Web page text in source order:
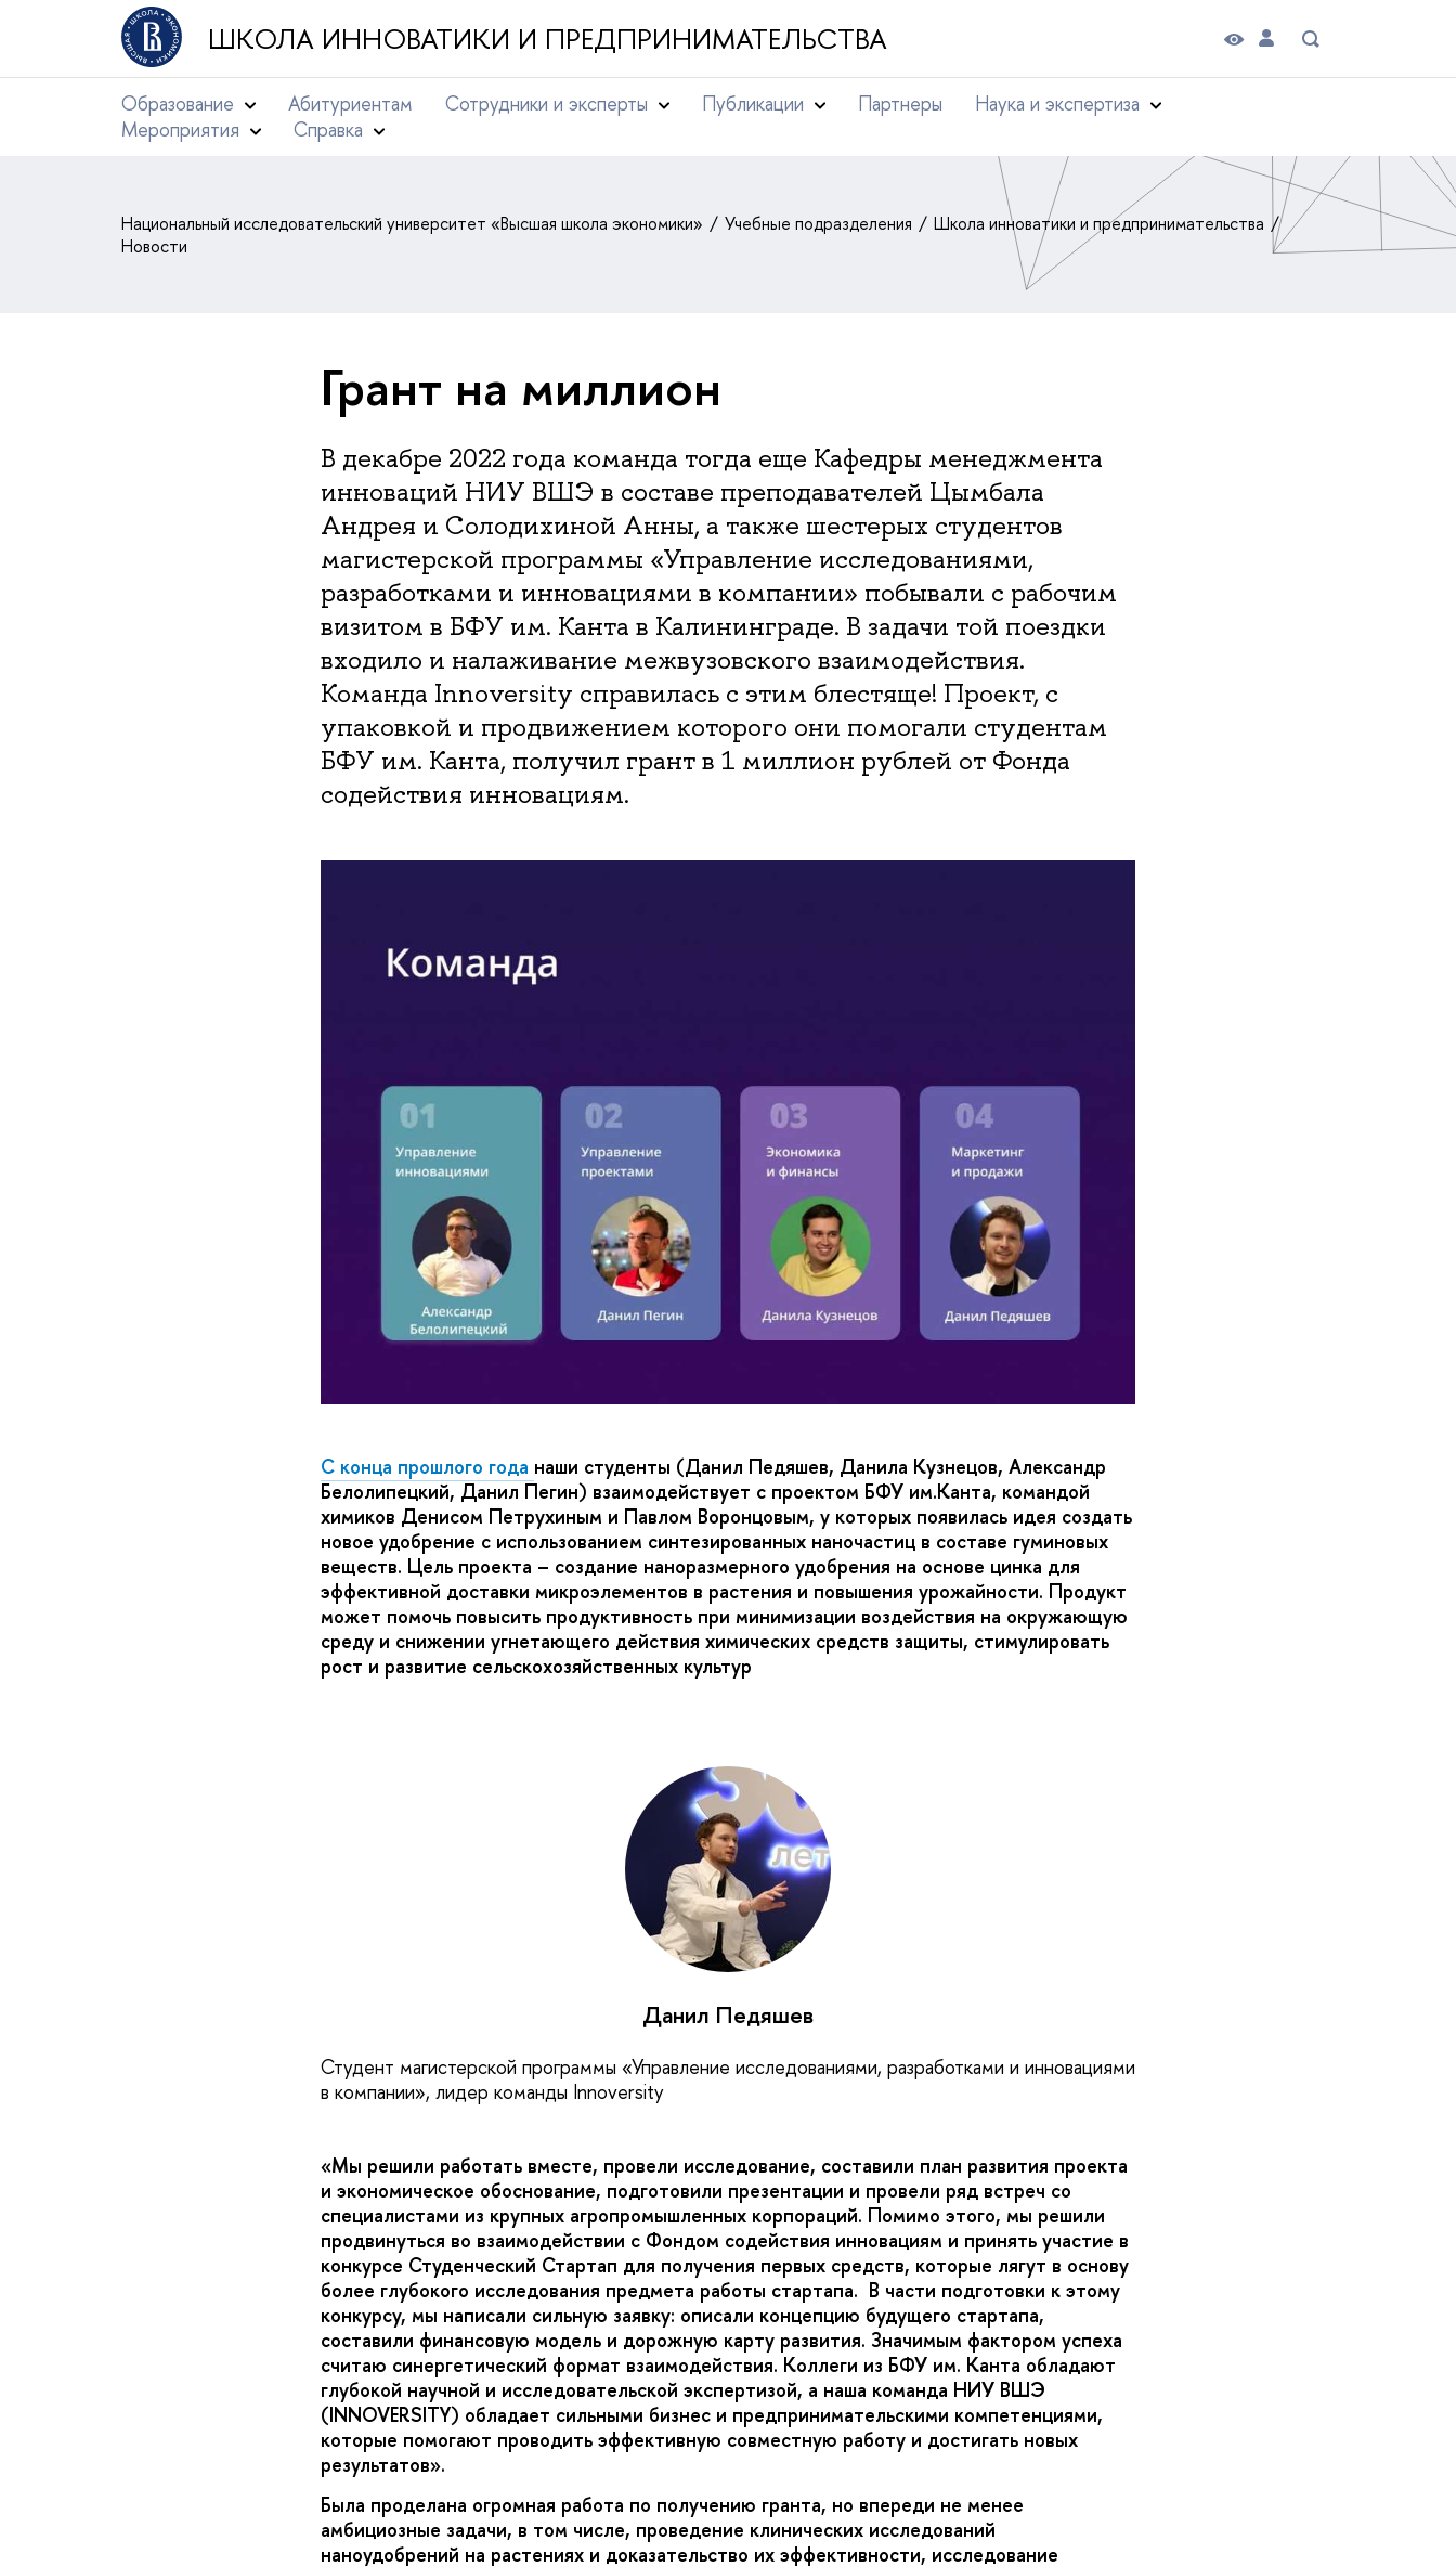
ШКОЛА ИННОВАТИКИ И ПРЕДПРИНИМАТЕЛЬСТВА
Образование Абитуриентам Сотрудники и эксперты Публикации Партнеры
Наука и экспертиза
Мероприятия
Справка
Национальный исследовательский университет «Высшая школа экономики» Учебные подразделения
Школа инноватики и предпринимательства
Новости
Грант на миллион
В декабре 2022 года команда тогда еще Кафедры менеджмента
инноваций НИУ ВШЭ в составе преподавателей Цымбала
Андрея и Солодихиной Анны, а также шестерых студентов
магистерской программы «Управление исследованиями,
разработками и инновациями в компании» побывали с рабочим
визитом в БФУ им. Канта в Калининграде. В задачи той поездки
входило и налаживание межвузовского взаимодействия.
Команда Innoversity справилась с этим блестяще! Проект, с
упаковкой и продвижением которого они помогали студентам
БФУ им. Канта, получил грант в 1 миллион рублей от Фонда
содействия инновациям.
С конца прошлого года наши студенты (Данил Педяшев, Данила Кузнецов, Александр
Белолипецкий, Данил Пегин) взаимодействует с проектом БФУ им.Канта, командой
химиков Денисом Петрухиным и Павлом Воронцовым, у которых появилась идея создать
новое удобрение с использованием синтезированных наночастиц в составе гуминовых
веществ. Цель проекта – создание наноразмерного удобрения на основе цинка для
эффективной доставки микроэлементов в растения и повышения урожайности. Продукт
может помочь повысить продуктивность при минимизации воздействия на окружающую
среду и снижении угнетающего действия химических средств защиты, стимулировать
рост и развитие сельскохозяйственных культур
Данил Педяшев
Студент магистерской программы «Управление исследованиями, разработками и инновациями
в компании», лидер команды Innoversity
«Мы решили работать вместе, провели исследование, составили план развития проекта
и экономическое обоснование, подготовили презентации и провели ряд встреч со
специалистами из крупных агропромышленных корпораций. Помимо этого, мы решили
продвинуться во взаимодействии с Фондом содействия инновациям и принять участие в
конкурсе Студенческий Стартап для получения первых средств, которые лягут в основу
более глубокого исследования предмета работы стартапа. В части подготовки к этому
конкурсу, мы написали сильную заявку: описали концепцию будущего стартапа,
составили финансовую модель и дорожную карту развития. Значимым фактором успеха
считаю синергетический формат взаимодействия. Коллеги из БФУ им. Канта обладают
глубокой научной и исследовательской экспертизой, а наша команда НИУ ВШЭ
(INNOVERSITY) обладает сильными бизнес и предпринимательскими компетенциями,
которые помогают проводить эффективную совместную работу и достигать новых
результатов».
Была проделана огромная работа по получению гранта, но впереди не менее
амбициозные задачи, в том числе, проведение клинических исследований
наноудобрений на растениях и доказательство их эффективности, исследование